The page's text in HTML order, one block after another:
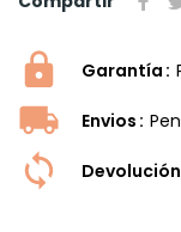
Garantía
Envios
Devolución